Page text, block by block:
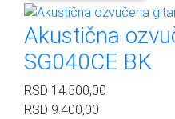
Akustična
SG040CE BK
RSD 14.500,00
RSD 9.400,00